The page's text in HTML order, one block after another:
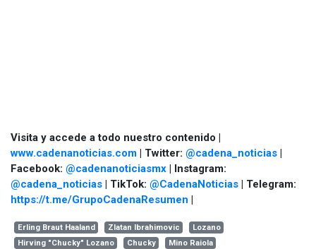
Visita y accede a todo nuestro contenido |
www.cadenanoticias.com | Twitter: @cadena_noticias |
Facebook: @cadenanoticiasmx | Instagram:
@cadena_noticias | TikTok: @CadenaNoticias | Telegram:
https://t.me/GrupoCadenaResumen |
Erling Braut Haaland Zlatan Ibrahimovic
Lozano
Hirving "Chucky" Lozano
Chucky Mino Raiola